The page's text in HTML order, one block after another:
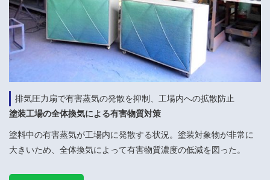
排気圧力扇で有害蒸気の発散を抑制、工場内への拡散防止
塗装工場の全体換気による有害物質対策
塗料中の有害蒸気が工場内に発散する状況。塗装対象物が非常に
大きいため、全体換気によって有害物質濃度の低減を図った。